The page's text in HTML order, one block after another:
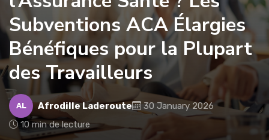
Subventions ACA Élargies
Bénéfiques pour la Plupart
des Travailleurs
AL Afrodille Laderoute
30 January 2026
10 min de lecture